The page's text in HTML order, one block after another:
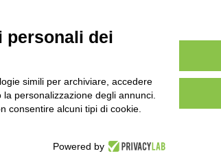
Orario
Dal lunedì al venerdì
8:30 – 12:30 / 15:30 - 19:00
personali dei
simili per archiviare, accedere
personalizzazione degli annunci.
consentire alcuni tipi di cookie.
Powered by